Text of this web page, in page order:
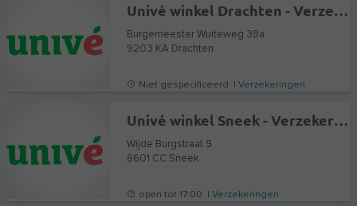
Univé winkel Drachten - Verzekeringen en Hypotheekadvies
Burgemeester Wuiteweg 39a
9203 KA Drachten
Niet gespecificeerd |Verzekeringen
Univé winkel Sneek - Verzekeringen en Hypotheekadvies
Wijde Burgstraat 9
8601 CC Sneek
open tot 17:00 |Verzekeringen